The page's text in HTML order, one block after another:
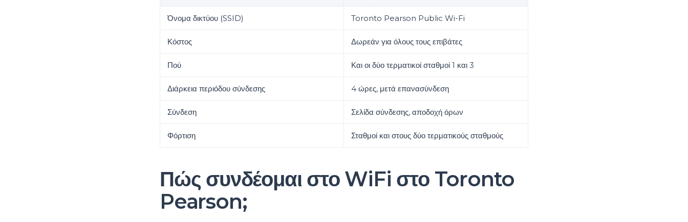
Όνομα δικτύου (SSID) Toronto Pearson Public Wi-Fi
Κόστος Δωρεάν για όλους τους επιβάτες
Πού Και οι δύο τερματικοί σταθμοί 1 και 3
Διάρκεια περιόδου σύνδεσης 4 ώρες, μετά επανασύνδεση
Σύνδεση Σελίδα σύνδεσης, αποδοχή όρων
Φόρτιση Σταθμοί και στους δύο τερματικούς σταθμούς
Πώς συνδέομαι στο WiFi στο Toronto
Pearson;